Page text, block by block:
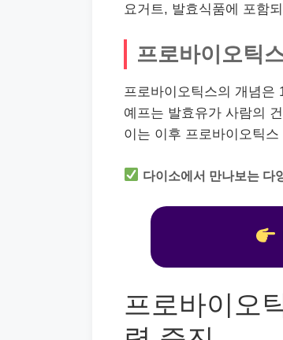
요거트, 발효식품에 포함
프로바이오틱
프로바이오틱스의 개념은
예프는 발효유가 사람의
이는 이후 프로바이오틱
다이소에서 만나보는 다
프로바이오